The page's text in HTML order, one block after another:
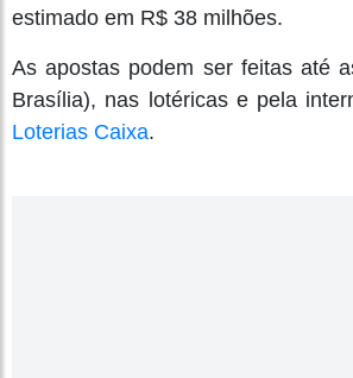
estimado em R$ 38 milhões.
As apostas podem ser feitas até
Brasília), nas lotéricas e pela
Loterias Caixa.